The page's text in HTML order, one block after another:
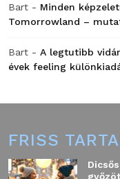
Bart - Minden
Tomorrowland –
Bart - A legtutibb
évek feeling
FRISS